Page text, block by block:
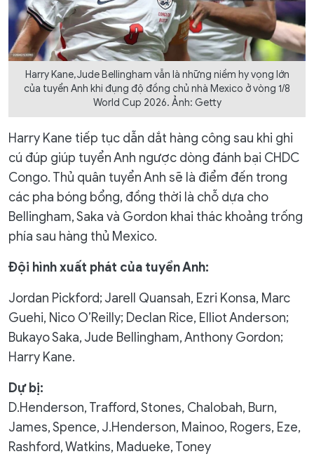
Harry Kane, Jude Bellingham vẫn là những niềm hy vọng lớn
của tuyển Anh khi đụng độ đồng chủ nhà Mexico ở vòng 1/8
World Cup 2026. Ảnh: Getty
Harry Kane tiếp tục dẫn dắt hàng công sau khi ghi
cú đúp giúp tuyển Anh ngược dòng đánh bại CHDC
Congo. Thủ quân tuyển Anh sẽ là điểm đến trong
các pha bóng bổng, đồng thời là chỗ dựa cho
Bellingham, Saka và Gordon khai thác khoảng trống
phía sau hàng thủ Mexico.
Đội hình xuất phát của tuyển Anh:
Jordan Pickford; Jarell Quansah, Ezri Konsa, Marc
Guehi, Nico O’Reilly; Declan Rice, Elliot Anderson;
Bukayo Saka, Jude Bellingham, Anthony Gordon;
Harry Kane.
Dự bị:
D.Henderson, Trafford, Stones, Chalobah, Burn,
James, Spence, J.Henderson, Mainoo, Rogers, Eze,
Rashford, Watkins, Madueke, Toney